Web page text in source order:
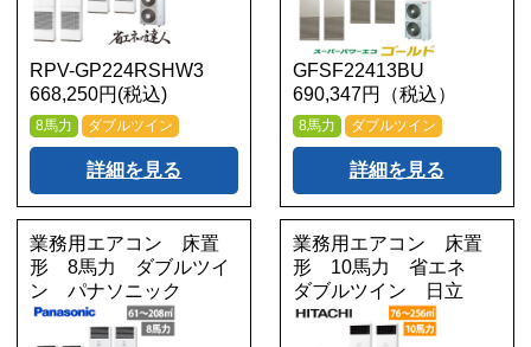
RPV-GP224RSHW3
668,250円(税込)
8馬力 ダブルツイン
詳細を見る
GFSF22413BU
690,347円（税込）
8馬力 ダブルツイン
詳細を見る
業務用エアコン 床置
形 8馬力 ダブルツイ
ン パナソニック
業務用エアコン 床置
形 10馬力 省エネ
ダブルツイン 日立